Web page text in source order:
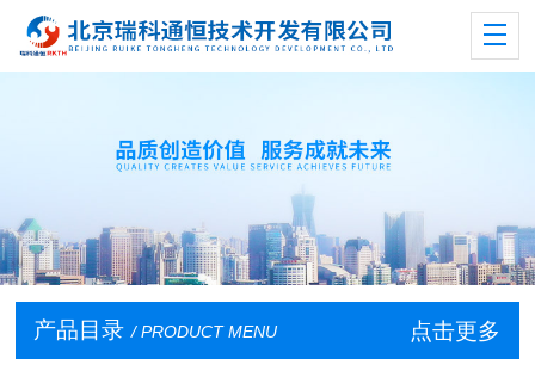
产品目录 / PRODUCT MENU 点击更多